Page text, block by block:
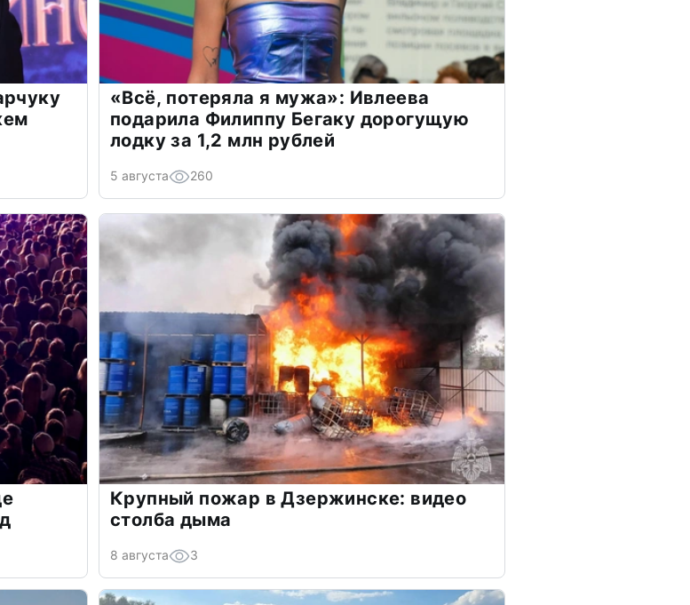
«Всё, потеряла я мужа»: Ивлеева
подарила Филиппу Бегаку дорогущую
лодку за 1,2 млн рублей
5 августа 260
Крупный пожар в Дзержинске: видео
столба дыма
8 августа 3